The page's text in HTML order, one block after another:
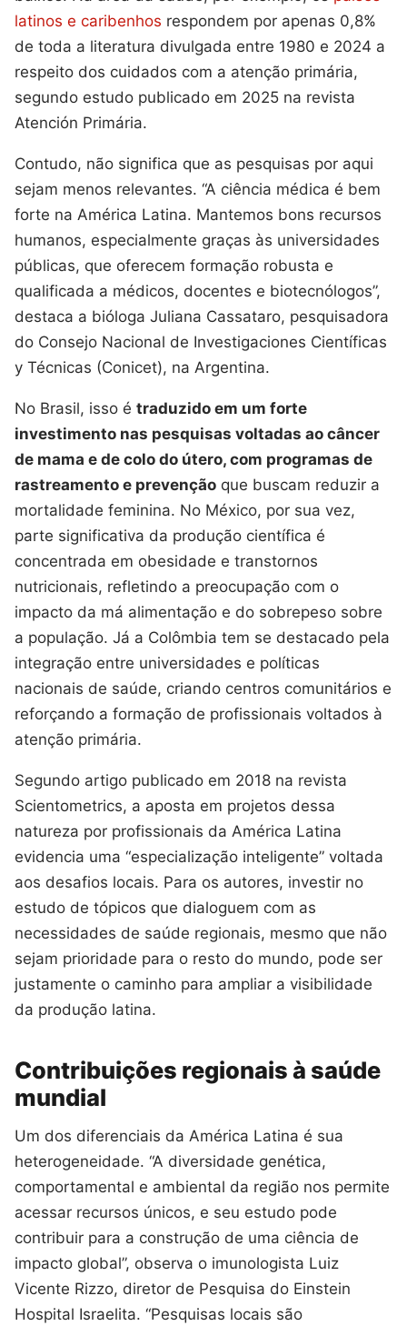
latinos e caribenhos respondem por apenas 0,8%
de toda a literatura divulgada entre 1980 e 2024 a
respeito dos cuidados com a atenção primária,
segundo estudo publicado em 2025 na revista
Atención Primária.
Contudo, não significa que as pesquisas por aqui
sejam menos relevantes. “A ciência médica é bem
forte na América Latina. Mantemos bons recursos
humanos, especialmente graças às universidades
públicas, que oferecem formação robusta e
qualificada a médicos, docentes e biotecnólogos”,
destaca a bióloga Juliana Cassataro, pesquisadora
do Consejo Nacional de Investigaciones Científicas
y Técnicas (Conicet), na Argentina.
No Brasil, isso é traduzido em um forte
investimento nas pesquisas voltadas ao câncer
de mama e de colo do útero, com programas de
rastreamento e prevenção que buscam reduzir a
mortalidade feminina. No México, por sua vez,
parte significativa da produção científica é
concentrada em obesidade e transtornos
nutricionais, refletindo a preocupação com o
impacto da má alimentação e do sobrepeso sobre
a população. Já a Colômbia tem se destacado pela
integração entre universidades e políticas
nacionais de saúde, criando centros comunitários e
reforçando a formação de profissionais voltados à
atenção primária.
Segundo artigo publicado em 2018 na revista
Scientometrics, a aposta em projetos dessa
natureza por profissionais da América Latina
evidencia uma “especialização inteligente” voltada
aos desafios locais. Para os autores, investir no
estudo de tópicos que dialoguem com as
necessidades de saúde regionais, mesmo que não
sejam prioridade para o resto do mundo, pode ser
justamente o caminho para ampliar a visibilidade
da produção latina.
Contribuições regionais à saúde
mundial
Um dos diferenciais da América Latina é sua
heterogeneidade. “A diversidade genética,
comportamental e ambiental da região nos permite
acessar recursos únicos, e seu estudo pode
contribuir para a construção de uma ciência de
impacto global”, observa o imunologista Luiz
Vicente Rizzo, diretor de Pesquisa do Einstein
Hospital Israelita. “Pesquisas locais são